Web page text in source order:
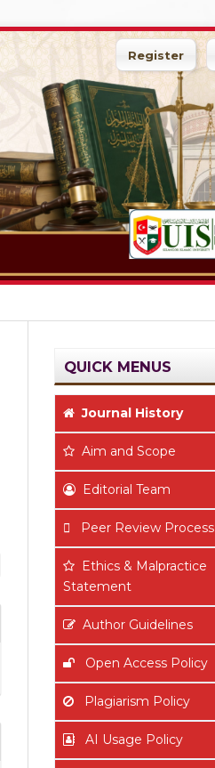
Register
QUICK MENUS
Journal History
Aim and Scope
Editorial Team
Peer Review Process
Ethics & Malpractice
Statement
Author Guidelines
Open Access Policy
Plagiarism Policy
AI Usage Policy